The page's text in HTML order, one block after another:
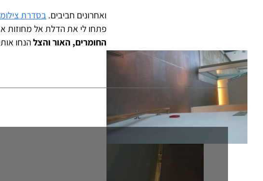
ואחרונים חביבים. בסדרת
פתחו לי את הדלת אל מחוזות
החומרים, האור והצלהנחו